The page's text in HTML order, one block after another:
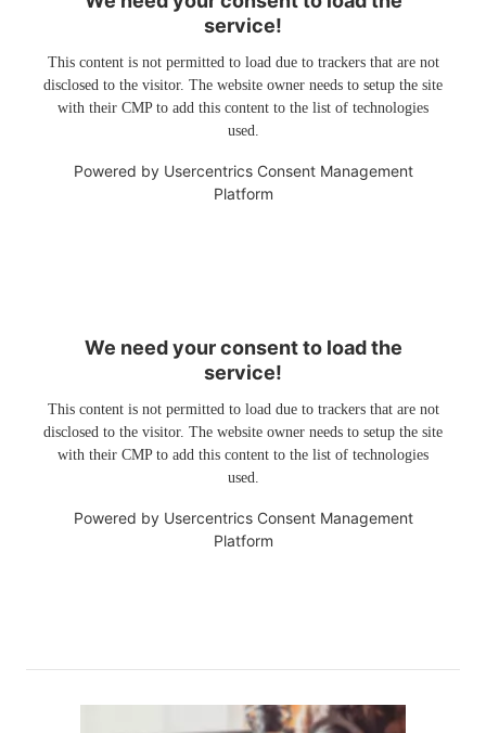
service!
This content is not permitted to load due to trackers that are not
disclosed to the visitor. The website owner needs to setup the site
with their CMP to add this content to the list of technologies
used.
Powered by Usercentrics Consent Management
Platform
We need your consent to load the
service!
This content is not permitted to load due to trackers that are not
disclosed to the visitor. The website owner needs to setup the site
with their CMP to add this content to the list of technologies
used.
Powered by Usercentrics Consent Management
Platform